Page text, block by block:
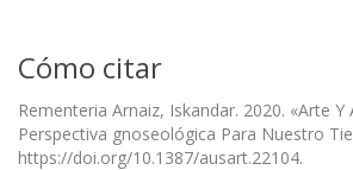
Cómo citar
Rementeria Arnaiz, Iskandar. 2020. «Arte Y
Perspectiva gnoseológica Para Nuestro
https://doi.org/10.1387/ausart.22104.